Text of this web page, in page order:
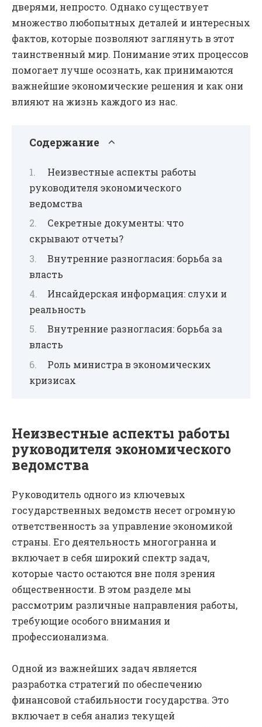
дверями, непросто. Однако существует
множество любопытных деталей и интересных
фактов, которые позволяют заглянуть в этот
таинственный мир. Понимание этих процессов
помогает лучше осознать, как принимаются
важнейшие экономические решения и как они
влияют на жизнь каждого из нас.
Содержание
Неизвестные аспекты работы
руководителя экономического
ведомства
Секретные документы: что
скрывают отчеты?
Внутренние разногласия: борьба за
власть
Инсайдерская информация: слухи и
реальность
Внутренние разногласия: борьба за
власть
Роль министра в экономических
кризисах
Неизвестные аспекты работы
руководителя экономического
ведомства
Руководитель одного из ключевых
государственных ведомств несет огромную
ответственность за управление экономикой
страны. Его деятельность многогранна и
включает в себя широкий спектр задач,
которые часто остаются вне поля зрения
общественности. В этом разделе мы
рассмотрим различные направления работы,
требующие особого внимания и
профессионализма.
Одной из важнейших задач является
разработка стратегий по обеспечению
финансовой стабильности государства. Это
включает в себя анализ текущей